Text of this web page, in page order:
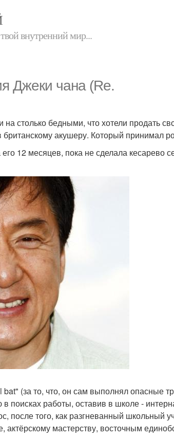
внутренний мир...
Джеки чана (Re.
столько бедными, что хотели продать
акушеру. Который принимал
12 месяцев, пока не сделала кесарево
(за то, что, он сам выполнял опасные
поисках работы, оставив в школе -
после того, как разгневанный школьный
мастерству, восточным